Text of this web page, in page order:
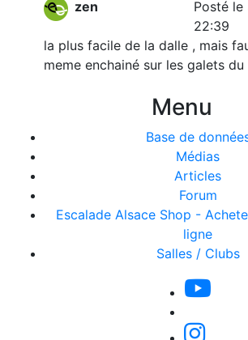
zen
Posté le
22:39
la plus facile de la dalle , mais
meme enchainé sur les galets du
Menu
Base de
Médias
Articles
Forum
Escalade Alsace Shop -
ligne
Salles / Clubs